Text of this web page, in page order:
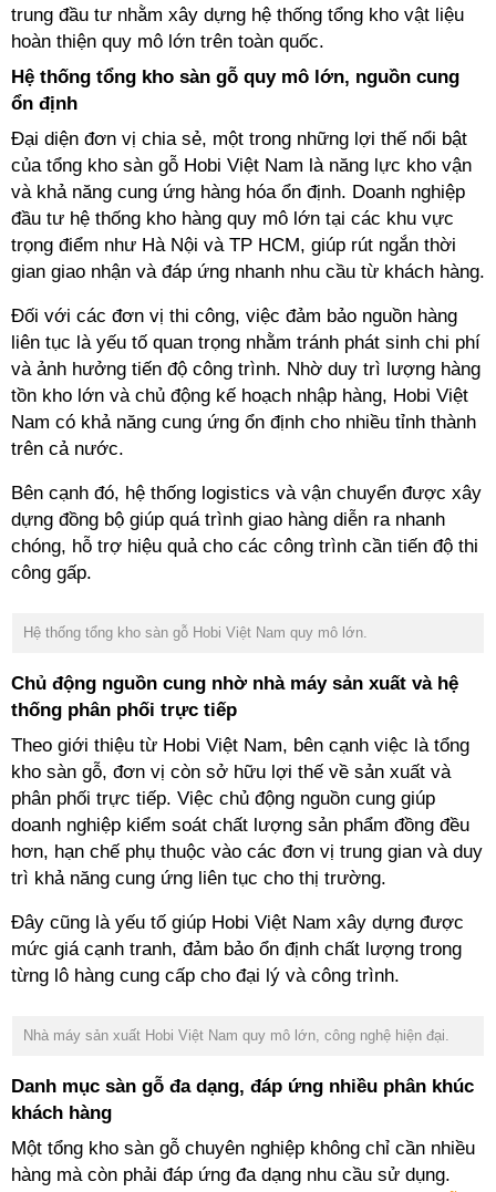
trung đầu tư nhằm xây dựng hệ thống tổng kho vật liệu
hoàn thiện quy mô lớn trên toàn quốc.
Hệ thống tổng kho sàn gỗ quy mô lớn, nguồn cung
ổn định
Đại diện đơn vị chia sẻ, một trong những lợi thế nổi bật
của tổng kho sàn gỗ Hobi Việt Nam là năng lực kho vận
và khả năng cung ứng hàng hóa ổn định. Doanh nghiệp
đầu tư hệ thống kho hàng quy mô lớn tại các khu vực
trọng điểm như Hà Nội và TP HCM, giúp rút ngắn thời
gian giao nhận và đáp ứng nhanh nhu cầu từ khách hàng.
Đối với các đơn vị thi công, việc đảm bảo nguồn hàng
liên tục là yếu tố quan trọng nhằm tránh phát sinh chi phí
và ảnh hưởng tiến độ công trình. Nhờ duy trì lượng hàng
tồn kho lớn và chủ động kế hoạch nhập hàng, Hobi Việt
Nam có khả năng cung ứng ổn định cho nhiều tỉnh thành
trên cả nước.
Bên cạnh đó, hệ thống logistics và vận chuyển được xây
dựng đồng bộ giúp quá trình giao hàng diễn ra nhanh
chóng, hỗ trợ hiệu quả cho các công trình cần tiến độ thi
công gấp.
Hệ thống tổng kho sàn gỗ Hobi Việt Nam quy mô lớn.
Chủ động nguồn cung nhờ nhà máy sản xuất và hệ
thống phân phối trực tiếp
Theo giới thiệu từ Hobi Việt Nam, bên cạnh việc là tổng
kho sàn gỗ, đơn vị còn sở hữu lợi thế về sản xuất và
phân phối trực tiếp. Việc chủ động nguồn cung giúp
doanh nghiệp kiểm soát chất lượng sản phẩm đồng đều
hơn, hạn chế phụ thuộc vào các đơn vị trung gian và duy
trì khả năng cung ứng liên tục cho thị trường.
Đây cũng là yếu tố giúp Hobi Việt Nam xây dựng được
mức giá cạnh tranh, đảm bảo ổn định chất lượng trong
từng lô hàng cung cấp cho đại lý và công trình.
Nhà máy sản xuất Hobi Việt Nam quy mô lớn, công nghệ hiện đại.
Danh mục sàn gỗ đa dạng, đáp ứng nhiều phân khúc
khách hàng
Một tổng kho sàn gỗ chuyên nghiệp không chỉ cần nhiều
hàng mà còn phải đáp ứng đa dạng nhu cầu sử dụng.